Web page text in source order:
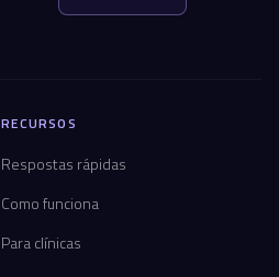
RECURSOS
Respostas rápidas
Como funciona
Para clínicas